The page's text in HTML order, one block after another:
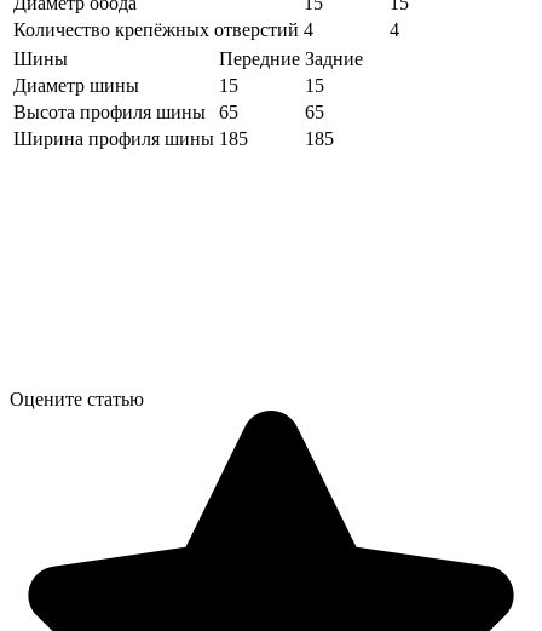
Количество крепёжных отверстий 4
4
Шины
Передние Задние
Диаметр шины
15
15
Высота профиля шины
65
65
Ширина профиля шины 185 185
Оцените статью